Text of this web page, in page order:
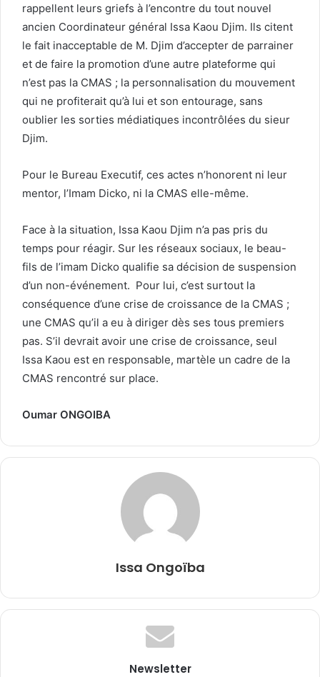
rappellent leurs griefs à l’encontre du tout nouvel
ancien Coordinateur général Issa Kaou Djim. Ils citent
le fait inacceptable de M. Djim d’accepter de parrainer
et de faire la promotion d’une autre plateforme qui
n’est pas la CMAS ; la personnalisation du mouvement
qui ne profiterait qu’à lui et son entourage, sans
oublier les sorties médiatiques incontrôlées du sieur
Djim.
Pour le Bureau Executif, ces actes n’honorent ni leur
mentor, l’Imam Dicko, ni la CMAS elle-même.
Face à la situation, Issa Kaou Djim n’a pas pris du
temps pour réagir. Sur les réseaux sociaux, le beau-
fils de l’imam Dicko qualifie sa décision de suspension
d’un non-événement. Pour lui, c’est surtout la
conséquence d’une crise de croissance de la CMAS ;
une CMAS qu’il a eu à diriger dès ses tous premiers
pas. S’il devrait avoir une crise de croissance, seul
Issa Kaou est en responsable, martèle un cadre de la
CMAS rencontré sur place.
Oumar ONGOIBA
Issa Ongoïba
Newsletter